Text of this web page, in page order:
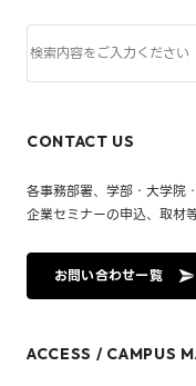
CONTACT US
各事務部署、学部・大学院
企業セミナーの申込、取材
お問い合わせ一覧
ACCESS / CAMPUS